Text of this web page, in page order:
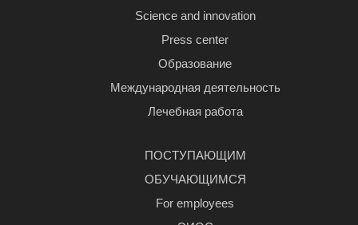
Science and innovation
Press center
Образование
Международная деятельность
Лечебная работа
ПОСТУПАЮЩИМ
ОБУЧАЮЩИМСЯ
For employees